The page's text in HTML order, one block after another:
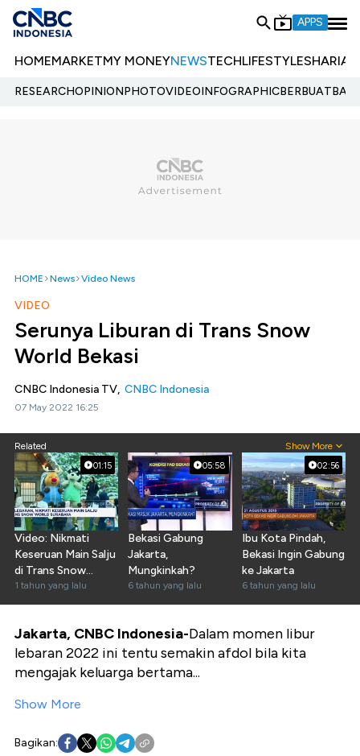
APPS
HOMEMARKETMY MONEYNEWSTECHLIFESTYLESHARIA
RESEARCHOPINIONPHOTOVIDEOINFOGRAPHIC
HOME News Video News
VIDEO
Serunya Liburan di Trans Snow
World Bekasi
CNBC Indonesia TV, CNBC Indonesia
07 May 2022 16:25
Related Show More
01:15
Video: Nikmati
Keseruan Main Salju
di Trans Snow
World Surabaya
1 tahun yang lalu
05:58
Bekasi Gabung
Jakarta,
Mungkinkah?
6 tahun yang lalu
02:56
Ibu Kota Pindah,
Bekasi Ingin Gabung
ke Jakarta
6 tahun yang lalu
Jakarta, CNBC Indonesia-Dalam momen libur
lebaran 2022 ini tentu semakin afdol bila kita
mengajak keluarga bertama...
Show More
Bagikan: